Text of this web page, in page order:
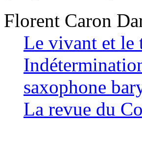
Florent Caron
Le vivant et le
saxophone
La revue du